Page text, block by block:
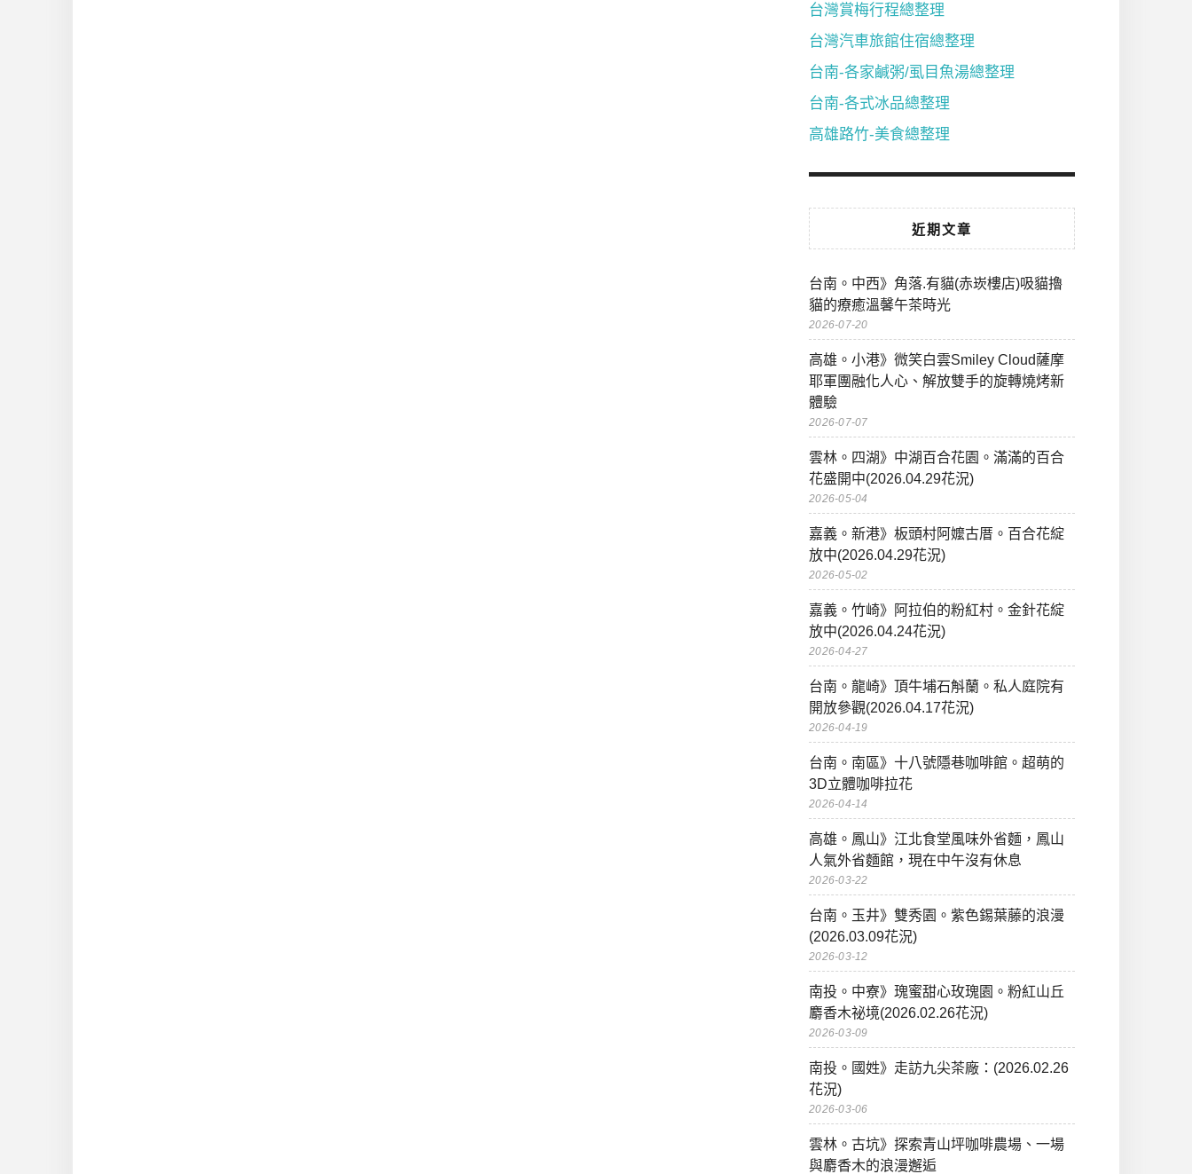
台灣賞梅行程總整理
台灣汽車旅館住宿總整理
台南-各家鹹粥/虱目魚湯總整理
台南-各式冰品總整理
高雄路竹-美食總整理
近期文章
台南。中西》角落.有貓(赤崁樓店)吸貓擼
貓的療癒溫馨午茶時光
2026-07-20
高雄。小港》微笑白雲Smiley Cloud薩摩
耶軍團融化人心、解放雙手的旋轉燒烤新
體驗
2026-07-07
雲林。四湖》中湖百合花園。滿滿的百合
花盛開中(2026.04.29花況)
2026-05-04
嘉義。新港》板頭村阿嬤古厝。百合花綻
放中(2026.04.29花況)
2026-05-02
嘉義。竹崎》阿拉伯的粉紅村。金針花綻
放中(2026.04.24花況)
2026-04-27
台南。龍崎》頂牛埔石斛蘭。私人庭院有
開放參觀(2026.04.17花況)
2026-04-19
台南。南區》十八號隱巷咖啡館。超萌的
3D立體咖啡拉花
2026-04-14
高雄。鳳山》江北食堂風味外省麵，鳳山
人氣外省麵館，現在中午沒有休息
2026-03-22
台南。玉井》雙秀園。紫色錫葉藤的浪漫
(2026.03.09花況)
2026-03-12
南投。中寮》瑰蜜甜心玫瑰園。粉紅山丘
麝香木祕境(2026.02.26花況)
2026-03-09
南投。國姓》走訪九尖茶廠：(2026.02.26
花況)
2026-03-06
雲林。古坑》探索青山坪咖啡農場、一場
與麝香木的浪漫邂逅